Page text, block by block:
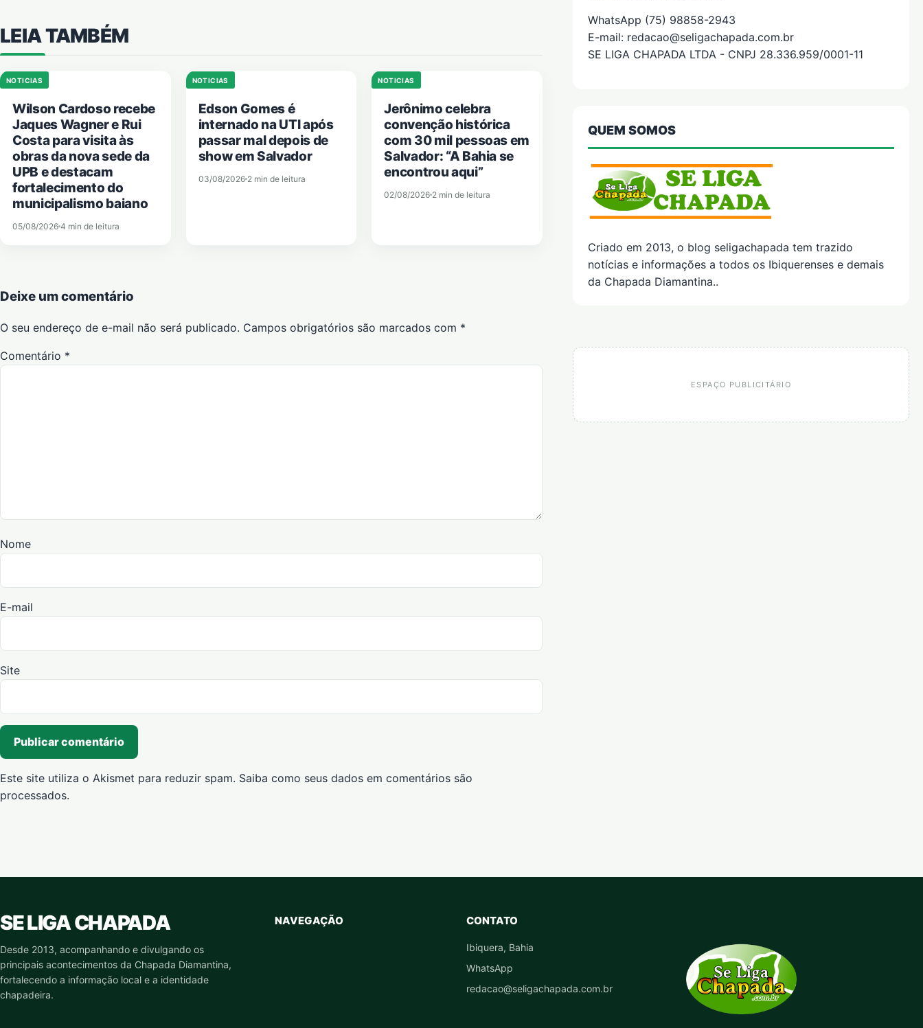
LEIA TAMBÉM
NOTICIAS
Wilson Cardoso recebe
Jaques Wagner e Rui
Costa para visita às
obras da nova sede da
UPB e destacam
fortalecimento do
municipalismo baiano
05/08/2026 4 min de leitura
NOTICIAS
Edson Gomes é
internado na UTI após
passar mal depois de
show em Salvador
03/08/2026 2 min de leitura
NOTICIAS
Jerônimo celebra
convenção histórica
com 30 mil pessoas em
Salvador: “A Bahia se
encontrou aqui”
02/08/2026 2 min de leitura
Deixe um comentário
O seu endereço de e-mail não será publicado. Campos obrigatórios são marcados com *
Comentário *
Nome
E-mail
Site
Este site utiliza o Akismet para reduzir spam. Saiba como seus dados em comentários são
processados.
WhatsApp (75) 98858-2943
E-mail: redacao@seligachapada.com.br
SE LIGA CHAPADA LTDA - CNPJ 28.336.959/0001-11
QUEM SOMOS
Criado em 2013, o blog seligachapada tem trazido
notícias e informações a todos os Ibiquerenses e demais
da Chapada Diamantina..
ESPAÇO PUBLICITÁRIO
SE LIGA CHAPADA
Desde 2013, acompanhando e divulgando os
principais acontecimentos da Chapada Diamantina,
fortalecendo a informação local e a identidade
chapadeira.
NAVEGAÇÃO CONTATO
Ibiquera, Bahia
WhatsApp
redacao@seligachapada.com.br